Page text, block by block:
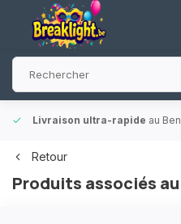
Livraison ultra-rapide au
Retour
Produits associés